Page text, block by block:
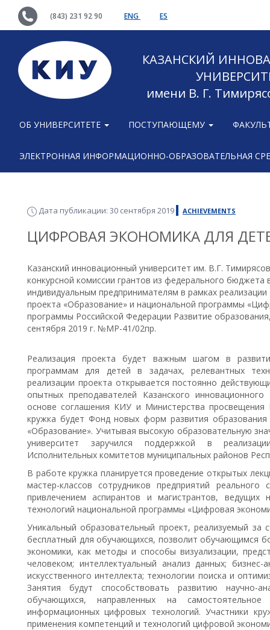
(843) 231 92 90 ENG ES
КАЗАНСКИЙ
имени В. Г.
ОБ УНИВЕРСИТЕТЕ ПОСТУПАЮЩЕМУ
ЭЛЕКТРОННАЯ ИНФОРМАЦИОННО-ОБРАЗОВАТЕЛЬНАЯ
Дата публикации: 30 сентября 2019 ACHIEVEMENTS
ЦИФРОВАЯ ЭКОНОМИКА ДЛЯ
Казанский инновационный университет им. В.Г.
конкурсной комиссии грантов из федерального
индивидуальным предпринимателям в рамках
проекта «Образование» и национальной программы
программы Российской Федерации Развитие
сентября 2019 г. №МР-41/02пр.
Реализация проекта будет важным шагом в
программам для детей в задачах, релевантных
реализации проекта открывается постоянно
опытных преподавателей Казанского
основе соглашения КИУ и Министерства просвещения
кружка будет Фонд новых форм развития
«Образование». Учитывая высокую образовательную
университет заручился поддержкой в
Исполнительных комитетов муниципальных районов
В работе кружка планируется проведение открытых
мастер-классов сотрудников предприятий
привлечением аспирантов и магистрантов, ведущих
технологий национальной программы «Цифровая
Уникальный образовательный проект, реализуемый
бесплатный для обучающихся, позволит обучающимся
экономики, как методы и способы визуализации,
человеком; интеллектуальный анализ данных;
искусственного интеллекта; технологии поиска и
Занятия будут способствовать развитию научно-
обучающихся, направленных на
информационных цифровых технологий. Участники
применения компетенций и технологий цифровой